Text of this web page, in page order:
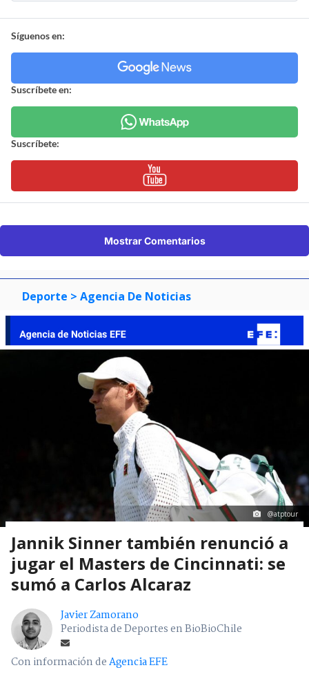
Síguenos en:
Suscríbete en:
Suscríbete:
Mostrar Comentarios
Deporte > Agencia De Noticias
@atptour
Jannik Sinner también renunció a
jugar el Masters de Cincinnati: se
sumó a Carlos Alcaraz
Javier Zamorano
Periodista de Deportes en BioBioChile
Con información deAgencia EFE